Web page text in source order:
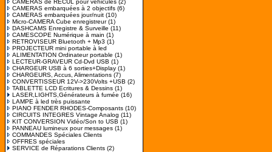
CAMERAS de RECUL pour véhicules (2)
CAMERAS embarquées à 2 objectifs (6)
CAMERAS embarquées jour/nuit (10)
Micro-CAMERA Cube enregistreur(1)
DASHCAMS Enregistre & Surveille (11)
CAMESCOPE Numérique à main (1)
RETROVISEUR Bluetooth + Mp3 (1)
PROJECTEUR mini portable à led
ALIMENTATION Ordinateur portable (1)
LECTEUR-GRAVEUR Cd-Dvd USB (1)
CHARGEUR USB à 6 sorties+Display (1)
CHARGEURS, Accus, Alimentations (7)
CONVERTISSEUR 12V->230Volts +USB (2)
TABLETTE LCD Ecritures & Dessins (1)
LASER,LIGHTS,Générateurs à fumée (16)
LAMPE à led très puissante
PIANO FENDER RHODES-Composants (10)
CIRCUITS INTEGRES Vintage Analog (11)
KIT CONVERSION Vidéo/Son to USB (1)
PANNEAU lumineux pour messages (1)
COMMANDES Spéciales Clients
OFFRES spéciales
SERVICE de Réparations Clients (2)